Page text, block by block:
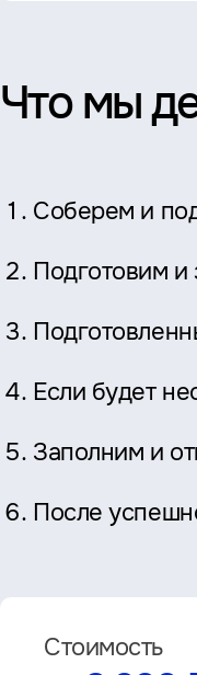
Что мы
Соберем и
Подготовим и
Если будет
Заполним и
После
Стоимость